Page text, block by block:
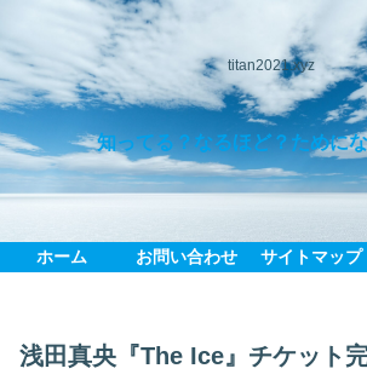
titan2021.xyz
知ってる？なるほど？ために
ホーム お問い合わせ サイトマップ
浅田真央『The Ice』チケット